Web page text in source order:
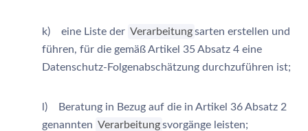
k) eine Liste der Verarbeitung sarten erstellen und
führen, für die gemäß Artikel 35 Absatz 4 eine
Datenschutz-Folgenabschätzung durchzuführen ist;
l) Beratung in Bezug auf die in Artikel 36 Absatz 2
genannten Verarbeitung svorgänge leisten;